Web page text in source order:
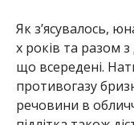
Як з’ясувалось,
х років та разом
що всередені.
противогазу
речовини в